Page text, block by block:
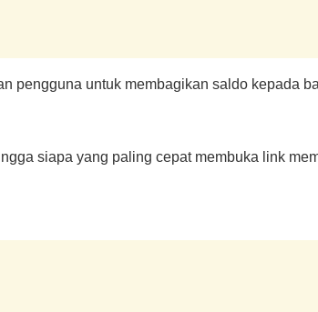
pengguna untuk membagikan saldo kepada
siapa yang paling cepat membuka link